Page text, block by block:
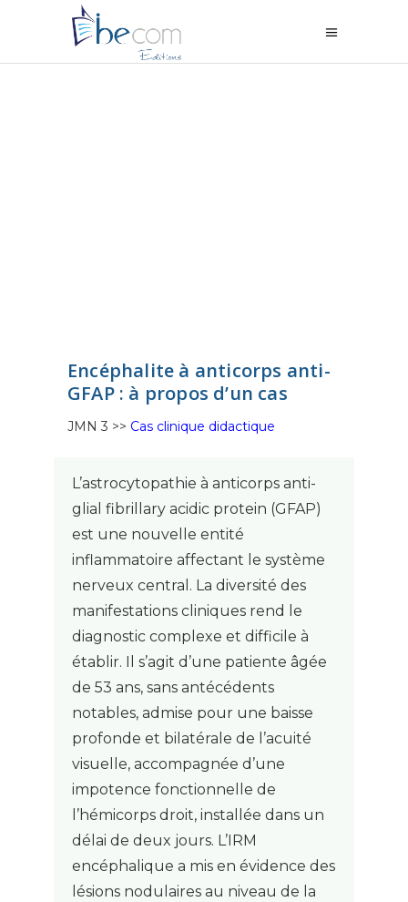
Encéphalite à anticorps anti-
GFAP : à propos d’un cas
JMN 3 >> Cas clinique didactique
L’astrocytopathie à anticorps anti-
glial fibrillary acidic protein (GFAP)
est une nouvelle entité
inflammatoire affectant le système
nerveux central. La diversité des
manifestations cliniques rend le
diagnostic complexe et difficile à
établir. Il s’agit d’une patiente âgée
de 53 ans, sans antécédents
notables, admise pour une baisse
profonde et bilatérale de l’acuité
visuelle, accompagnée d’une
impotence fonctionnelle de
l’hémicorps droit, installée dans un
délai de deux jours. L’IRM
encéphalique a mis en évidence des
lésions nodulaires au niveau de la